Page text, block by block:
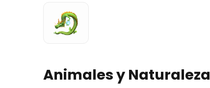
Animales y Naturaleza